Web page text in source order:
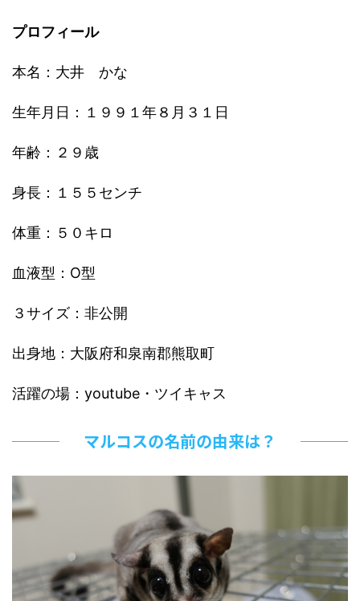
プロフィール
本名：大井 かな
生年月日：１９９１年８月３１日
年齢：２９歳
身長：１５５センチ
体重：５０キロ
血液型：O型
３サイズ：非公開
出身地：大阪府和泉南郡熊取町
活躍の場：youtube・ツイキャス
マルコスの名前の由来は？